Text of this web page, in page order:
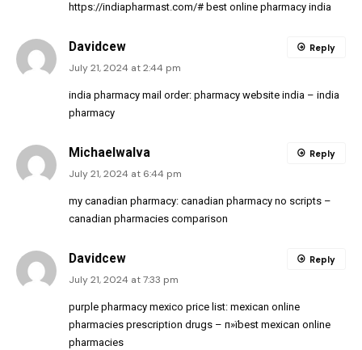
https://indiapharmast.com/# best online pharmacy india
Davidcew
July 21, 2024 at 2:44 pm
india pharmacy mail order: pharmacy website india – india
pharmacy
Reply
MichaelwaIva
July 21, 2024 at 6:44 pm
my canadian pharmacy: canadian pharmacy no scripts –
canadian pharmacies comparison
Reply
Davidcew
July 21, 2024 at 7:33 pm
purple pharmacy mexico price list: mexican online
pharmacies prescription drugs – п»їbest mexican online
pharmacies
Reply